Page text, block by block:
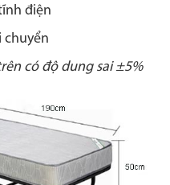
điện
chuyển
có độ dung sai ±5%